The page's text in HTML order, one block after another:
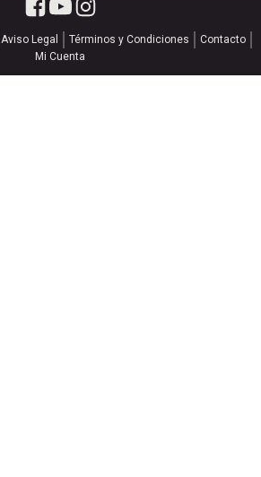
Aviso Legal Términos y Condiciones
Contacto
Mi Cuenta